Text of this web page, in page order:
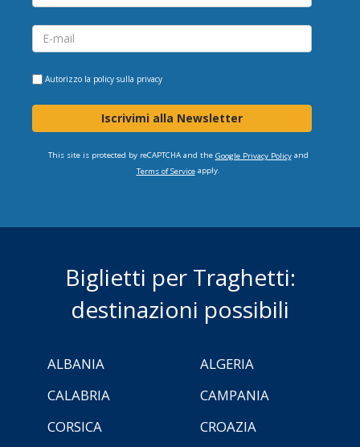
Autorizzo la policy sulla privacy
Iscrivimi alla Newsletter
This site is protected by reCAPTCHA and the Google Privacy Policyand
Terms of Serviceapply.
Biglietti per Traghetti:
destinazioni possibili
ALBANIA
ALGERIA
CALABRIA
CAMPANIA
CORSICA
CROAZIA